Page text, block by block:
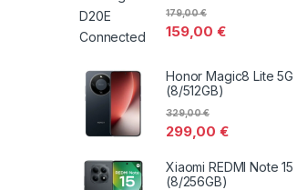
159,00€
179,00€
Honor Magic8 Lite 5G
(8/512GB)
299,00€
329,00€
Xiaomi REDMI Note 15
(8/256GB)